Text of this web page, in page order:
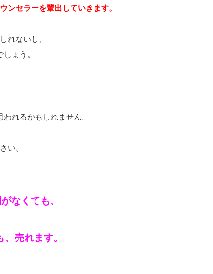
ンセラーを輩出していきます。
れないし、
ょう。
れるかもしれません。
い。
なくても、
、売れます。